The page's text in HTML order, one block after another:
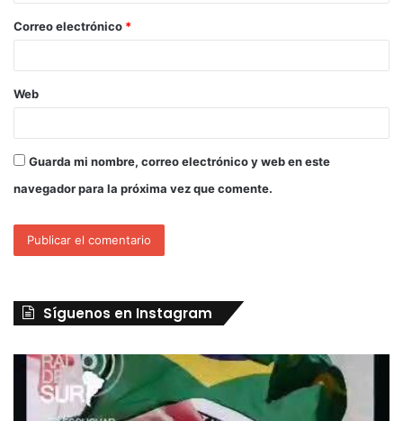
Correo electrónico *
Web
Guarda mi nombre, correo electrónico y web en este
navegador para la próxima vez que comente.
Síguenos en Instagram